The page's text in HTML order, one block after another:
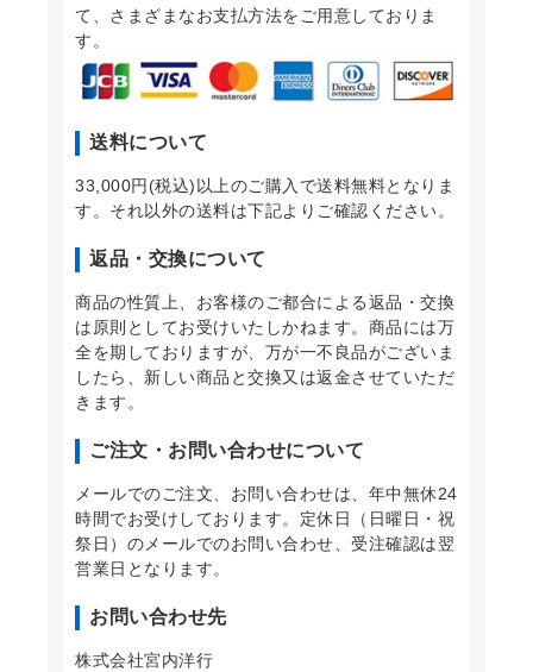
て、さまざまなお支払方法をご用意しておりま
す。
送料について
33,000円(税込)以上のご購入で送料無料となりま
す。それ以外の送料は下記よりご確認ください。
返品・交換について
商品の性質上、お客様のご都合による返品・交換
は原則としてお受けいたしかねます。商品には万
全を期しておりますが、万が一不良品がございま
したら、新しい商品と交換又は返金させていただ
きます。
ご注文・お問い合わせについて
メールでのご注文、お問い合わせは、年中無休24
時間でお受けしております。定休日（日曜日・祝
祭日）のメールでのお問い合わせ、受注確認は翌
営業日となります。
お問い合わせ先
株式会社宮内洋行